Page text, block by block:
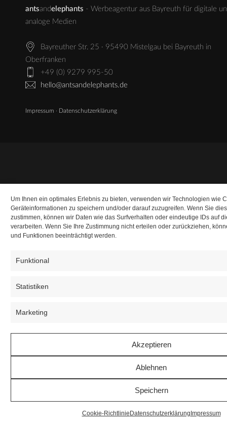
Um Ihnen ein optimales Erlebnis zu bieten, verwenden wir Technologien wie
Geräteinformationen zu speichern und/oder darauf zuzugreifen. Wenn Sie
zustimmen, können wir Daten wie das Surfverhalten oder eindeutige IDs auf
verarbeiten. Wenn Sie Ihre Zustimmung nicht erteilen oder zurückziehen,
und Funktionen beeinträchtigt werden.
Funktional
Statistiken
Marketing
Akzeptieren
Ablehnen
Speichern
Cookie-Richtlinie Datenschutzerklärung Impressum
antsandelephants - Werbeagentur aus Bayreuth für digitale
analoge Medien
Bayreuther Str. 25 · 95490 Mistelgau bei Bayreuth in
Oberfranken
+49 (0) 9279 995-50
hello@antsandelephants.de
Impressum · Datenschutzerklärung